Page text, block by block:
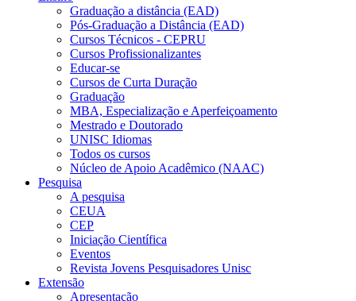
Graduação a distância (EAD)
Pós-Graduação a Distância (EAD)
Cursos Técnicos - CEPRU
Cursos Profissionalizantes
Educar-se
Cursos de Curta Duração
Graduação
MBA, Especialização e Aperfeiçoamento
Mestrado e Doutorado
UNISC Idiomas
Todos os cursos
Núcleo de Apoio Acadêmico (NAAC)
Pesquisa
A pesquisa
CEUA
CEP
Iniciação Científica
Eventos
Revista Jovens Pesquisadores Unisc
Extensão
Apresentação